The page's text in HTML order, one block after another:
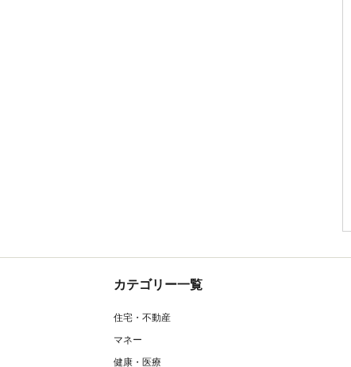
カテゴリー一覧
住宅・不動産
マネー
健康・医療